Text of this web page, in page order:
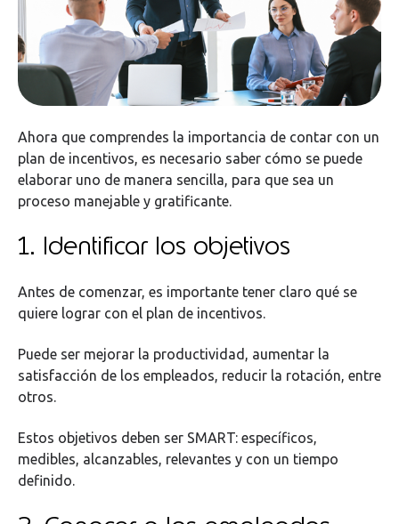
Ahora que comprendes la importancia de contar con un
plan de incentivos, es necesario saber cómo se puede
elaborar uno de manera sencilla, para que sea un
proceso manejable y gratificante.
1. Identificar los objetivos
Antes de comenzar, es importante tener claro qué se
quiere lograr con el plan de incentivos.
Puede ser mejorar la productividad, aumentar la
satisfacción de los empleados, reducir la rotación, entre
otros.
Estos objetivos deben ser SMART: específicos,
medibles, alcanzables, relevantes y con un tiempo
definido.